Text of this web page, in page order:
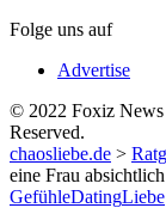
Folge uns auf
Advertise
© 2022 Foxiz
Reserved.
chaosliebe.de >
eine Frau
GefühleDatingLiebe